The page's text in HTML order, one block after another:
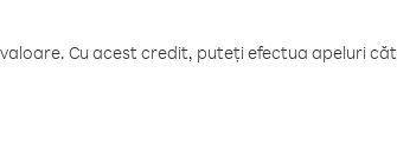
Cu acest credit, puteți efectua apeluri